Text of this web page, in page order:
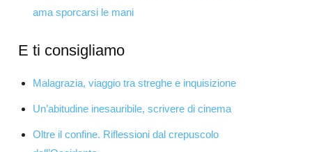
ama sporcarsi le mani
E ti consigliamo
Malagrazia, viaggio tra streghe e inquisizione
Un’abitudine inesauribile, scrivere di cinema
Oltre il confine. Riflessioni dal crepuscolo